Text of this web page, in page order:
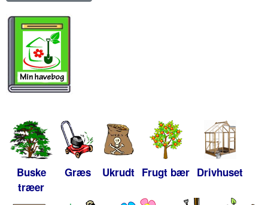
Buske
træer
Græs Ukrudt Frugt bær Drivhuset